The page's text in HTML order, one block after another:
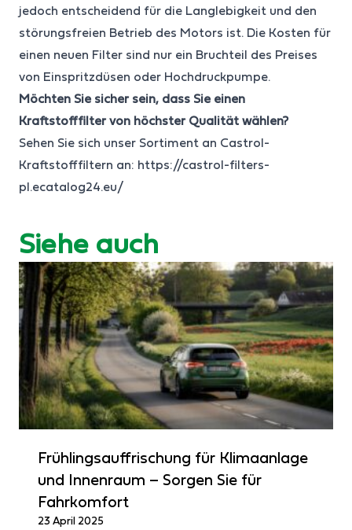
jedoch entscheidend für die Langlebigkeit und den
störungsfreien Betrieb des Motors ist. Die Kosten für
einen neuen Filter sind nur ein Bruchteil des Preises
von Einspritzdüsen oder Hochdruckpumpe.
Möchten Sie sicher sein, dass Sie einen
Kraftstofffilter von höchster Qualität wählen?
Sehen Sie sich unser Sortiment an Castrol-
Kraftstofffiltern an: https://castrol-filters-
pl.ecatalog24.eu/
Siehe auch
Frühlingsauffrischung für Klimaanlage
und Innenraum – Sorgen Sie für
Fahrkomfort
23 April 2025